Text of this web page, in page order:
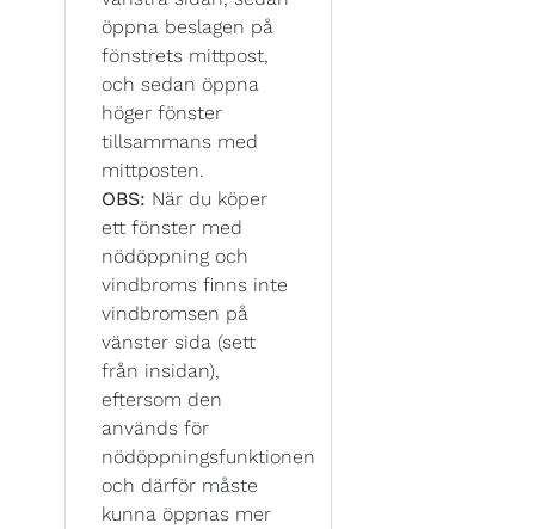
öppna beslagen på
fönstrets mittpost,
och sedan öppna
höger fönster
tillsammans med
mittposten.
OBS: När du köper
ett fönster med
nödöppning och
vindbroms finns inte
vindbromsen på
vänster sida (sett
från insidan),
eftersom den
används för
nödöppningsfunktionen
och därför måste
kunna öppnas mer